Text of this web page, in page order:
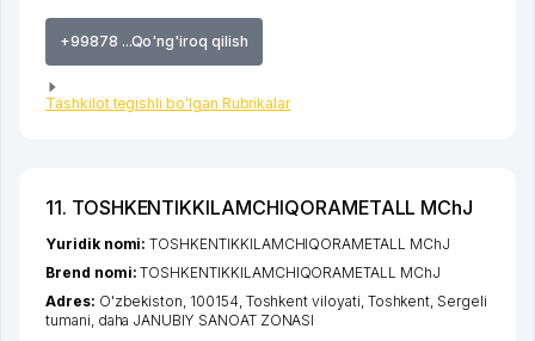
+99878 ...Qo'ng'iroq qilish
Tashkilot tegishli bo'lgan Rubrikalar
11. TOSHKENTIKKILAMCHIQORAMETALL MChJ
Yuridik nomi:TOSHKENTIKKILAMCHIQORAMETALL MChJ
Brend nomi:TOSHKENTIKKILAMCHIQORAMETALL MChJ
Adres: O'zbekiston, 100154, Toshkent viloyati, Toshkent, Sergeli
tumani, daha JANUBIY SANOAT ZONASI